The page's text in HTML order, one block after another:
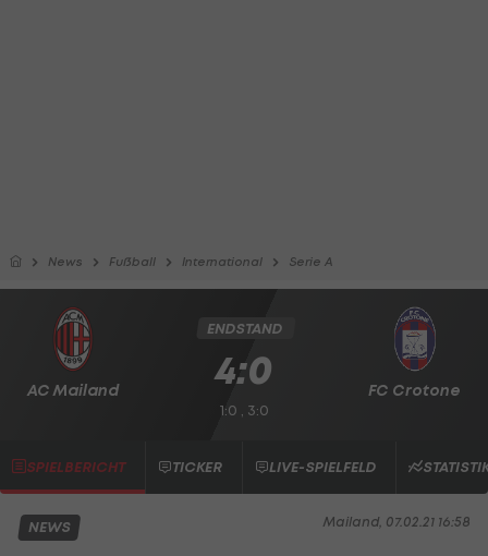
News Fußball International Serie A
AC Mailand FC Crotone
ENDSTAND
4:0
1:0 , 3:0
SPIELBERICHT TICKER LIVE-SPIELFELD
Mailand, 07.02.21 16:58
NEWS